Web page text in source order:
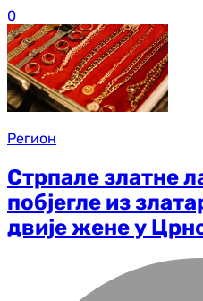
0
Регион
Стрпале златне
побјегле из
двије жене у